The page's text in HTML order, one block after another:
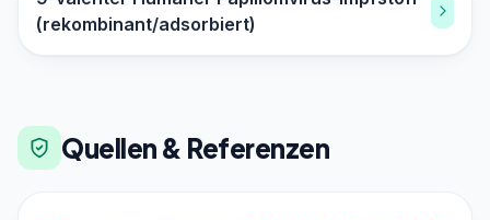
(rekombinant/adsorbiert)
Quellen & Referenzen